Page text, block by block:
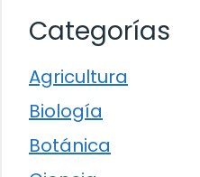
Categorías
Agricultura
Biología
Botánica